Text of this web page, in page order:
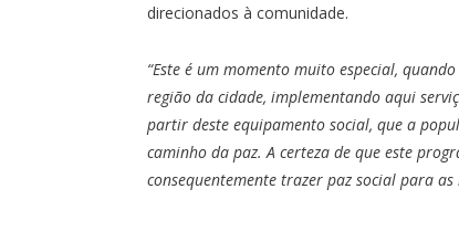
direcionados à comunidade.
“Este é um momento muito especial,
região da cidade, implementando aqui
partir deste equipamento social, que a
caminho da paz. A certeza de que este
consequentemente trazer paz social para as